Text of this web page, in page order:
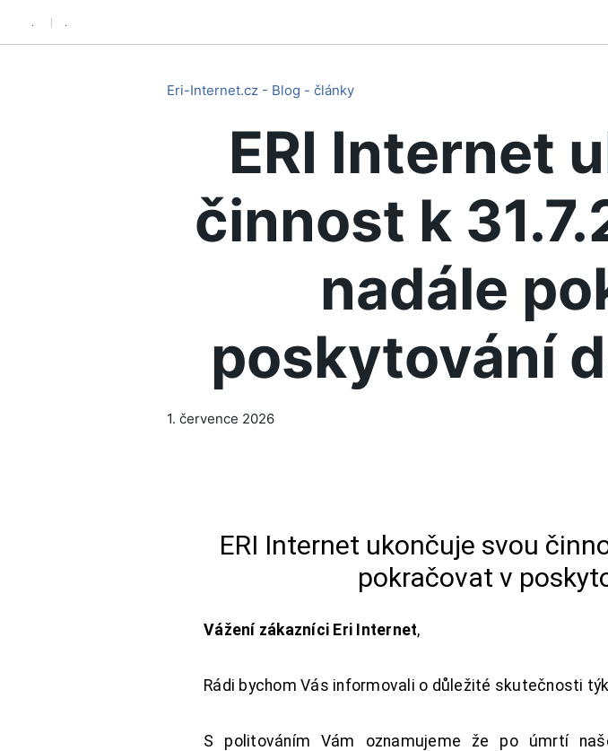
. .
Eri-Internet.cz - Blog - články
ERI Internet
činnost k
nadále
poskytování
1. července 2026
ERI Internet ukončuje svou
pokračovat v
Vážení zákazníci Eri Internet,
Rádi bychom Vás informovali o důležité skutečnosti
S politováním Vám oznamujeme že po úmrtí